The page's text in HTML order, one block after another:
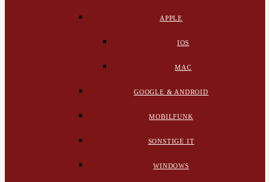
APPLE
IOS
MAC
GOOGLE & ANDROID
MOBILFUNK
SONSTIGE IT
WINDOWS